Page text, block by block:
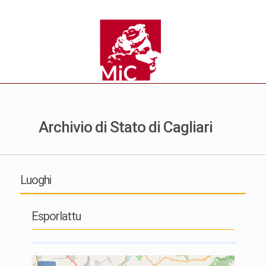
Archivio di Stato di Cagliari
Luoghi
Esporlattu